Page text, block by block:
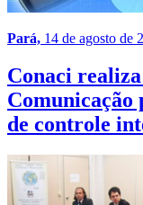
Pará, 14 de agosto de
Conaci
Comunicação
de controle